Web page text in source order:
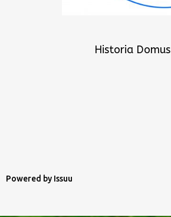
Historia Domus
Powered by Issuu